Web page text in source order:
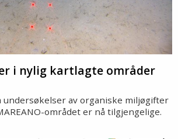
i nylig kartlagte områder
undersøkelser av organiske miljøgifter
området er nå tilgjengelige.